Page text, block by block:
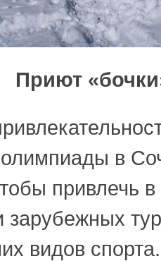
Приют
в
привлечь в
зарубежных
видов